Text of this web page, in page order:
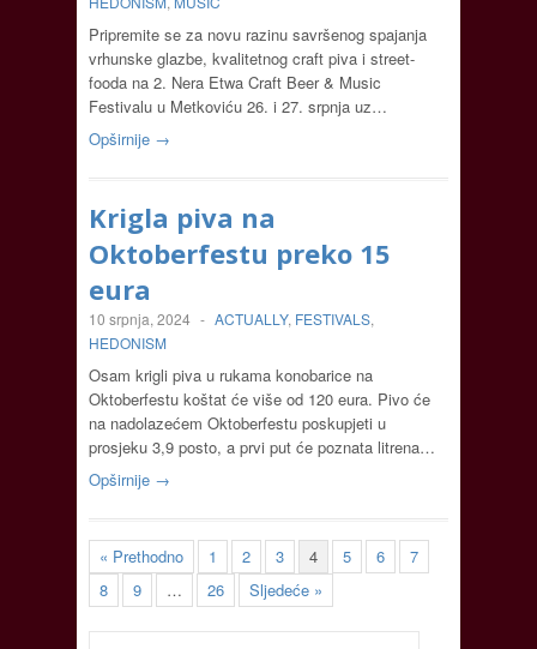
Pripremite se za novu razinu savršenog spajanja
vrhunske glazbe, kvalitetnog craft piva i street-
fooda na 2. Nera Etwa Craft Beer & Music
Festivalu u Metkoviću 26. i 27. srpnja uz…
Opširnije →
Krigla piva na
Oktoberfestu preko 15
eura
10 srpnja, 2024 - ACTUALLY, FESTIVALS,
HEDONISM
Osam krigli piva u rukama konobarice na
Oktoberfestu koštat će više od 120 eura. Pivo će
na nadolazećem Oktoberfestu poskupjeti u
prosjeku 3,9 posto, a prvi put će poznata litrena…
Opširnije →
« Prethodno 1 2 3 4 5 6
7
8
9 … 26 Sljedeće »